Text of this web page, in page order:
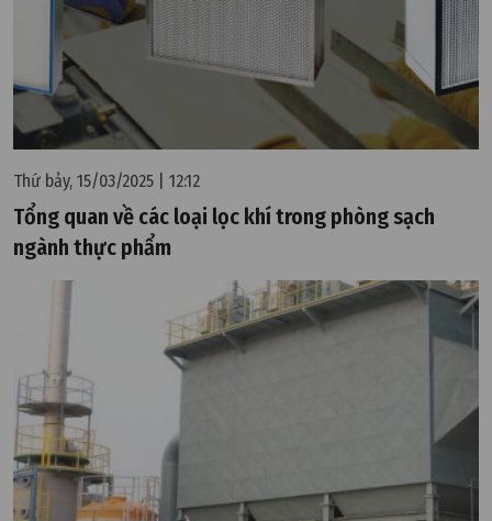
Thứ bảy, 15/03/2025 | 12:12
Tổng quan về các loại lọc khí trong phòng sạch
ngành thực phẩm